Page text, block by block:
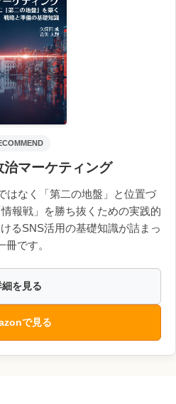
マーケティング
はなく「第二の地盤」と位置づ
報戦」を勝ち抜くための実践的
るSNS活用の基礎知識が詰まっ
冊です。
細を見る
で見る